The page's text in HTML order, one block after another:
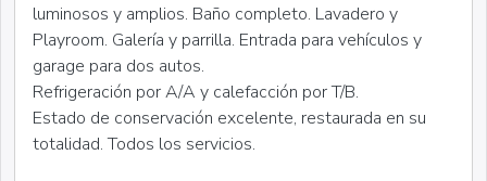
luminosos y amplios. Baño completo. Lavadero y
Playroom. Galería y parrilla. Entrada para vehículos y
garage para dos autos.
Refrigeración por A/A y calefacción por T/B.
Estado de conservación excelente, restaurada en su
totalidad. Todos los servicios.